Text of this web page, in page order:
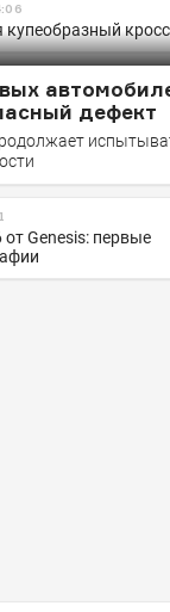
of One:
в одном
купеобразный
дефект
от Genesis: первые